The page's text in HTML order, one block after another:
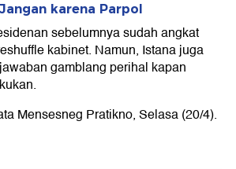
karena Parpol
sebelumnya sudah angkat
kabinet. Namun, Istana juga
gamblang perihal kapan
Mensesneg Pratikno, Selasa (20/4).